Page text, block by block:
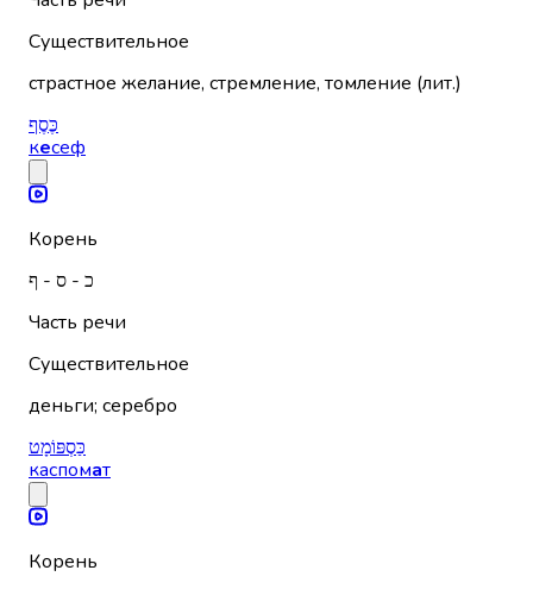
Существительное
страстное желание, стремление, томление (лит.)
כֶּסֶף
кесеф
Корень
כ - ס - ף
Часть речи
Существительное
деньги; серебро
כַּסְפּוֹמָט
каспомат
Корень